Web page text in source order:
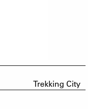
Trekking City